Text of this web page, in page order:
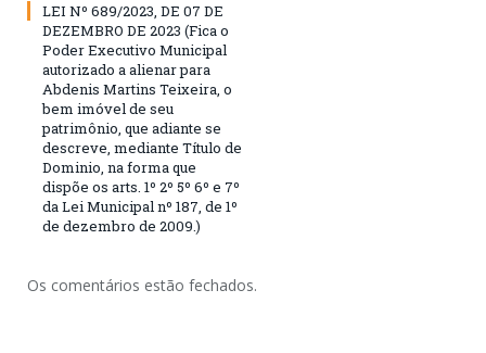
LEI Nº 689/2023, DE 07 DE
DEZEMBRO DE 2023 (Fica o
Poder Executivo Municipal
autorizado a alienar para
Abdenis Martins Teixeira, o
bem imóvel de seu
patrimônio, que adiante se
descreve, mediante Título de
Dominio, na forma que
dispõe os arts. 1º 2º 5º 6º e 7º
da Lei Municipal nº 187, de 1º
de dezembro de 2009.)
Os comentários estão fechados.